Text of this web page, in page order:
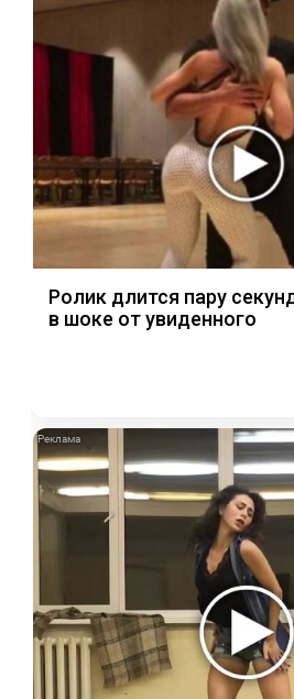
Ролик длится пару
в шоке от увиденного